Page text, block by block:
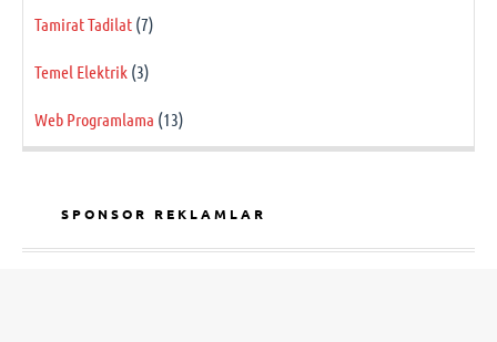
Tamirat Tadilat (7)
Temel Elektrik (3)
Web Programlama (13)
SPONSOR REKLAMLAR